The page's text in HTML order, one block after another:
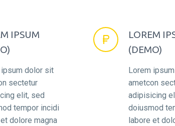
IPSUM
ipsum dolor sit
sectetur
elit, sed
tempor incidi
dolore magna


LOREM
(DEMO)
Lorem
ametcon
adipisicing
doiusmod
labore et